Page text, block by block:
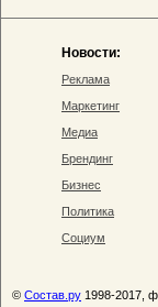
Новости:
Реклама
Маркетинг
Медиа
Брендинг
Бизнес
Политика
Социум
© Состав.ру 1998-2017,